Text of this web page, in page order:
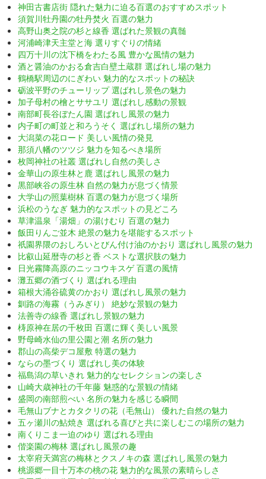
神田古書店街 隠れた魅力に迫る百選のおすすめスポット
須賀川牡丹園の牡丹焚火 百選の魅力
高野山奥之院の杉と線香 選ばれた景観の真髄
河浦崎津天主堂と海 選りすぐりの情緒
四万十川の沈下橋をわたる風 豊かな風情の魅力
酒と醤油のかおる倉吉白壁土蔵群 選ばれし場の魅力
鶴橋駅周辺のにぎわい 魅力的なスポットの秘訣
砺波平野のチューリップ 選ばれし景色の魅力
加子母村の檜とササユリ 選ばれし感動の景観
南部町長谷ぼたん園 選ばれし風景の魅力
内子町の町並と和ろうそく 選ばれし場所の魅力
大潟菜の花ロード 美しい風情の発見
那須八幡のツツジ 魅力を知るべき場所
枚岡神社の社叢 選ばれし自然の美しさ
金華山の原生林と鹿 選ばれし風景の魅力
黒部峡谷の原生林 自然の魅力が息づく情景
大学山の照葉樹林 百選の魅力が息づく場所
浜松のうなぎ 魅力的なスポットの見どころ
草津温泉「湯畑」の湯けむり 百選の魅力
飯田りんご並木 絶景の魅力を堪能するスポット
祇園界隈のおしろいとびん付け油のかおり 選ばれし風景の魅力
比叡山延暦寺の杉と香 ベストな選択肢の魅力
日光霧降高原のニッコウキスゲ 百選の風情
灘五郷の酒づくり 選ばれる理由
箱根大涌谷硫黄のかおり 選ばれし風景の魅力
釧路の海霧（うみぎり） 絶妙な景観の魅力
法善寺の線香 選ばれし景観の魅力
梼原神在居の千枚田 百選に輝く美しい風景
野母崎水仙の里公園と潮 名所の魅力
郡山の高柴デコ屋敷 特選の魅力
ならの墨づくり 選ばれし美の体験
福島潟の草いきれ 魅力的なセレクションの楽しさ
山崎大歳神社の千年藤 魅惑的な景観の情緒
盛岡の南部煎べい 名所の魅力を感じる瞬間
毛無山ブナとカタクリの花（毛無山） 優れた自然の魅力
五ヶ瀬川の鮎焼き 選ばれる喜びと共に楽しむこの場所の魅力
南くりこま一迫のゆり 選ばれる理由
偕楽園の梅林 選ばれし風景の趣
太宰府天満宮の梅林とクスノキの森 選ばれし風景の魅力
桃源郷一目十万本の桃の花 魅力的な風景の素晴らしさ